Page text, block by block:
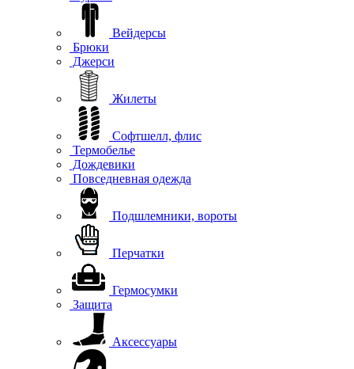
Вейдерсы
Брюки
Джерси
Жилеты
Софтшелл, флис
Термобелье
Дождевики
Повседневная одежда
Подшлемники, вороты
Перчатки
Гермосумки
Защита
Аксессуары